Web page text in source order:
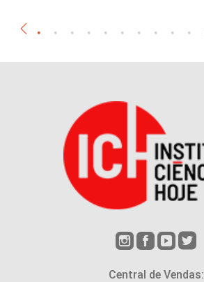
Central de Vendas: